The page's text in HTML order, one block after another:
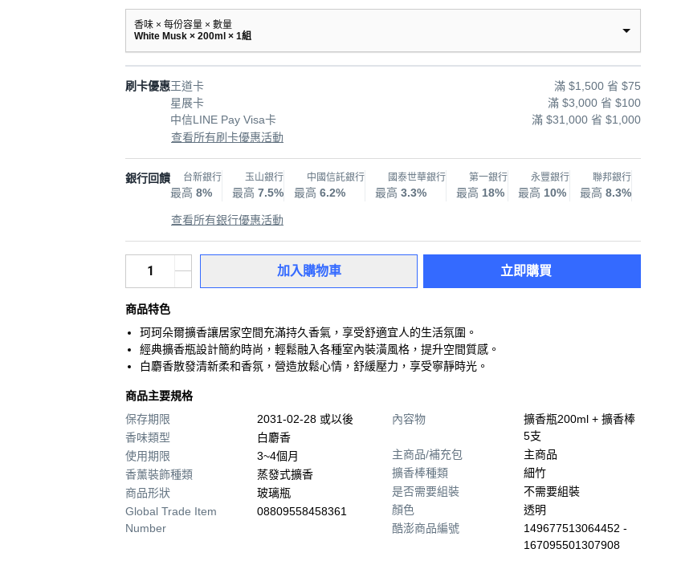
香味 × 每份容量 × 數量
White Musk × 200ml × 1組
刷卡優惠王道卡
滿 $1,500 省 $75
星展卡
滿 $3,000 省 $100
中信LINE Pay Visa卡
滿 $31,000 省 $1,000
查看所有刷卡優惠活動
銀行回饋 台新銀行
最高 8%
玉山銀行
最高 7.5%
中國信託銀行
最高 6.2%
國泰世華銀行
最高 3.3%
第一銀行
最高 18%
永豐銀行
最高 10%
聯邦銀行
最高 8.3%
查看所有銀行優惠活動
加入購物車 立即購買
商品特色
珂珂朵爾擴香讓居家空間充滿持久香氣，享受舒適宜人的生活氛圍。
經典擴香瓶設計簡約時尚，輕鬆融入各種室內裝潢風格，提升空間質感。
白麝香散發清新柔和香氛，營造放鬆心情，舒緩壓力，享受寧靜時光。
商品主要規格
保存期限
2031-02-28 或以後
香味類型
白麝香
使用期限
3~4個月
香薰裝飾種類
蒸發式擴香
商品形狀
玻璃瓶
Global Trade Item
Number
08809558458361
內容物
擴香瓶200ml + 擴香棒
5支
主商品/補充包
主商品
擴香棒種類
細竹
是否需要組裝
不需要組裝
顏色
透明
酷澎商品編號
149677513064452 -
167095501307908